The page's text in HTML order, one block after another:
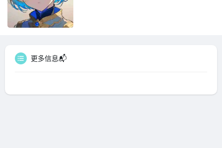
更多信息📬